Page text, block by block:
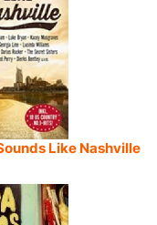
Like Nashville